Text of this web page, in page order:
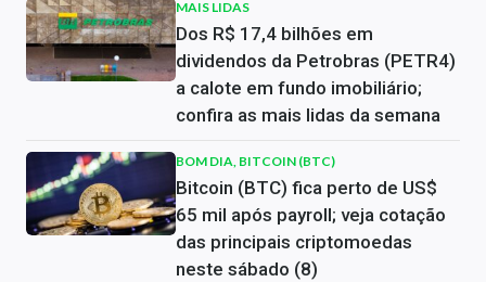
MAIS LIDAS
Dos R$ 17,4 bilhões em
dividendos da Petrobras (PETR4)
a calote em fundo imobiliário;
confira as mais lidas da semana
BOM DIA, BITCOIN (BTC)
Bitcoin (BTC) fica perto de US$
65 mil após payroll; veja cotação
das principais criptomoedas
neste sábado (8)